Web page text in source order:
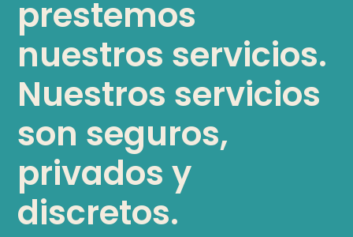
prestemos
nuestros servicios.
Nuestros servicios
son seguros,
privados y
discretos.